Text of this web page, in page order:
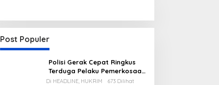
Post Populer
Polisi Gerak Cepat Ringkus
Terduga Pelaku Pemerkosaan
di Kecamatan Mentok
Di HEADLINE, HUKRIM 673 Dilihat